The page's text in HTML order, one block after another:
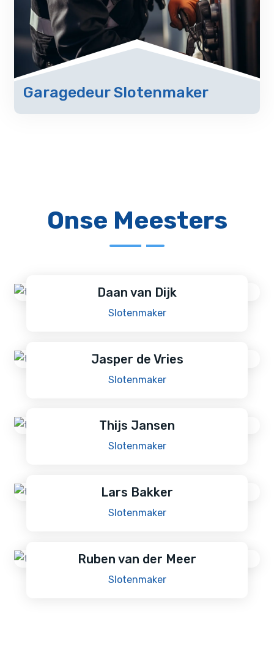
Garagedeur Slotenmaker
Onse Meesters
Daan van Dijk
Slotenmaker
Jasper de Vries
Slotenmaker
Thijs Jansen
Slotenmaker
Lars Bakker
Slotenmaker
Ruben van der Meer
Slotenmaker